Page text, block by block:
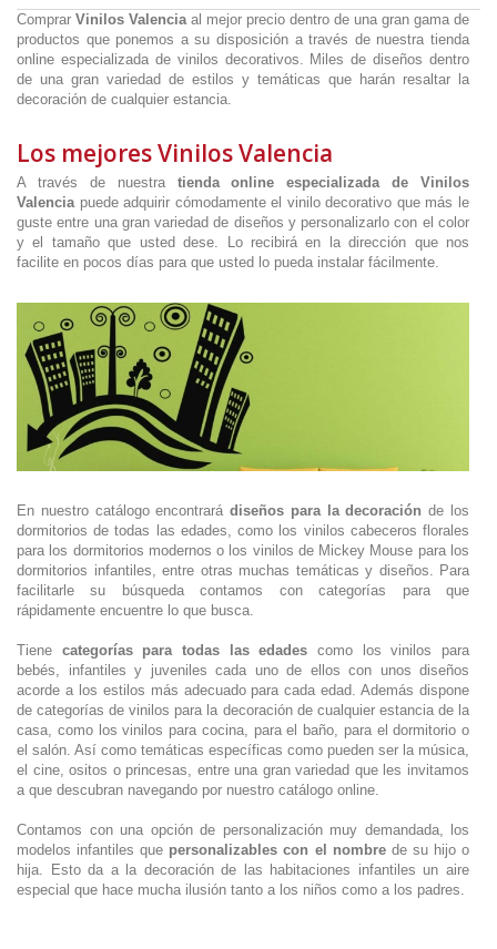
Comprar Vinilos Valenciaal mejor precio dentro de una gran gama de
productos que ponemos a su disposición a través de nuestra tienda
online especializada de vinilos decorativos. Miles de diseños dentro
de una gran variedad de estilos y temáticas que harán resaltar la
decoración de cualquier estancia.
Los mejores Vinilos Valencia
A través de nuestra tienda online especializada de Vinilos
Valenciapuede adquirir cómodamente el vinilo decorativo que más le
guste entre una gran variedad de diseños y personalizarlo con el color
y el tamaño que usted dese. Lo recibirá en la dirección que nos
facilite en pocos días para que usted lo pueda instalar fácilmente.
En nuestro catálogo encontrarádiseños para la decoración de los
dormitorios de todas las edades, como los vinilos cabeceros florales
para los dormitorios modernos o los vinilos de Mickey Mouse para los
dormitorios infantiles, entre otras muchas temáticas y diseños. Para
facilitarle su búsqueda contamos con categorías para que
rápidamente encuentre lo que busca.
Tiene categorías para todas las edades como los vinilos para
bebés, infantiles y juveniles cada uno de ellos con unos diseños
acorde a los estilos más adecuado para cada edad. Además dispone
de categorías de vinilos para la decoración de cualquier estancia de la
casa, como los vinilos para cocina, para el baño, para el dormitorio o
el salón. Así como temáticas específicas como pueden ser la música,
el cine, ositos o princesas, entre una gran variedad que les invitamos
a que descubran navegando por nuestro catálogo online.
Contamos con una opción de personalización muy demandada, los
modelos infantiles que personalizables con el nombrede su hijo o
hija. Esto da a la decoración de las habitaciones infantiles un aire
especial que hace mucha ilusión tanto a los niños como a los padres.